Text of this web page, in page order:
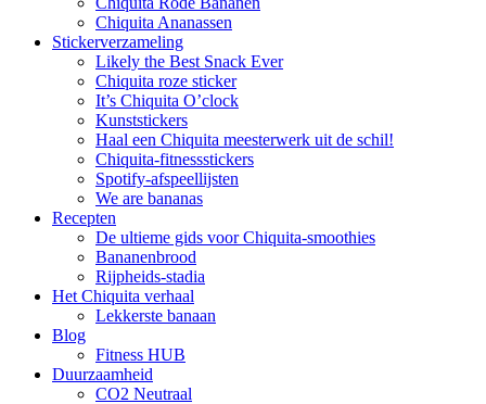
Chiquita Ananassen
Stickerverzameling
Likely the Best Snack Ever
Chiquita roze sticker
It’s Chiquita O’clock
Kunststickers
Haal een Chiquita meesterwerk uit de schil!
Chiquita-fitnessstickers
Spotify-afspeellijsten
We are bananas
Recepten
De ultieme gids voor Chiquita-smoothies
Bananenbrood
Rijpheids-stadia
Het Chiquita verhaal
Lekkerste banaan
Blog
Fitness HUB
Duurzaamheid
CO2 Neutraal